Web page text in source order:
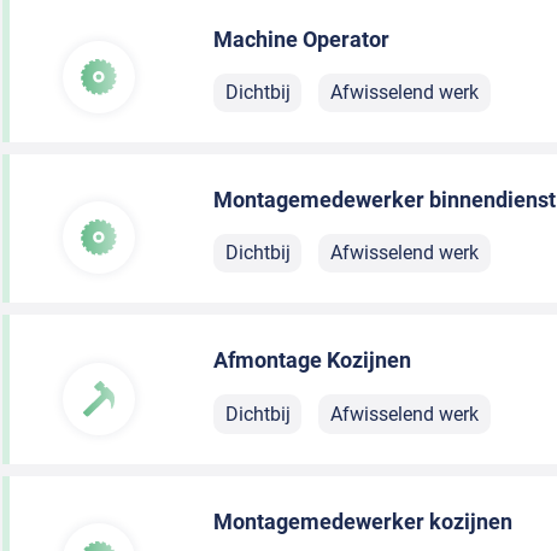
Machine Operator
Dichtbij Afwisselend werk
Montagemedewerker binnendienst
Dichtbij Afwisselend werk
Afmontage Kozijnen
Dichtbij Afwisselend werk
Montagemedewerker kozijnen